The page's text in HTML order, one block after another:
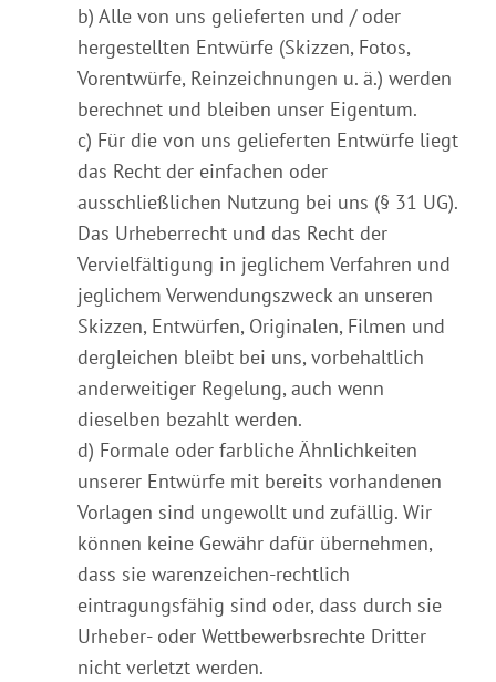
b) Alle von uns gelieferten und / oder
hergestellten Entwürfe (Skizzen, Fotos,
Vorentwürfe, Reinzeichnungen u. ä.) werden
berechnet und bleiben unser Eigentum.
c) Für die von uns gelieferten Entwürfe liegt
das Recht der einfachen oder
ausschließlichen Nutzung bei uns (§ 31 UG).
Das Urheberrecht und das Recht der
Vervielfältigung in jeglichem Verfahren und
jeglichem Verwendungszweck an unseren
Skizzen, Entwürfen, Originalen, Filmen und
dergleichen bleibt bei uns, vorbehaltlich
anderweitiger Regelung, auch wenn
dieselben bezahlt werden.
d) Formale oder farbliche Ähnlichkeiten
unserer Entwürfe mit bereits vorhandenen
Vorlagen sind ungewollt und zufällig. Wir
können keine Gewähr dafür übernehmen,
dass sie warenzeichen-rechtlich
eintragungsfähig sind oder, dass durch sie
Urheber- oder Wettbewerbsrechte Dritter
nicht verletzt werden.